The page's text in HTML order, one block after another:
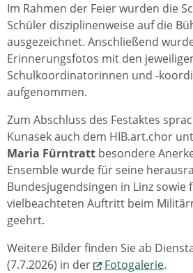
Im Rahmen der Feier wurden die
Schüler disziplinenweise auf die
ausgezeichnet. Anschließend
Erinnerungsfotos mit den
Schulkoordinatorinnen und -
aufgenommen.
Zum Abschluss des Festaktes
Kunasek auch dem HIB.art.chor
Maria Fürntratt besondere
Ensemble wurde für seine
Bundesjugendsingen in Linz sowie
vielbeachteten Auftritt beim
geehrt.
Weitere Bilder finden Sie ab
(7.7.2026) in der
Fotogalerie.